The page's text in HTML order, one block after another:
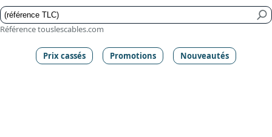
Référence touslescables.com
Prix cassés Promotions Nouveautés